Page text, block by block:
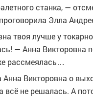
станка, —
Элла
твоя лучше у
— Анна Викторовна
рассмеялась…
Викторовна о
всё не решалась. А